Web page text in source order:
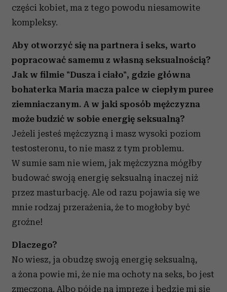
części kobiet, ma z tego powodu niesamowite
kompleksy.
Aby otworzyć się na partnera i seks, warto
popracować samemu z własną seksualnością?
Jak w filmie "Dusza i ciało", gdzie główna
bohaterka Maria macza palce w ciepłym puree
ziemniaczanym. A w jaki sposób mężczyzna
może budzić w sobie energię seksualną?
Jeżeli jesteś mężczyzną i masz wysoki poziom
testosteronu, to nie masz z tym problemu.
W sumie sam nie wiem, jak mężczyzna mógłby
budować swoją energię seksualną inaczej niż
przez masturbację. Ale od razu pojawia się we
mnie rodzaj przerażenia, że to mogłoby być
groźne!
Dlaczego?
No wiesz, ja obudzę swoją energię seksualną,
a żona powie mi, że nie ma ochoty na seks, bo jest
zmęczona. Albo pójdę na imprezę i będzie mi się